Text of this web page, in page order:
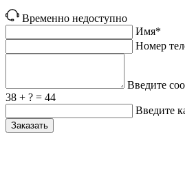
Временно недоступно
Имя*
Номер
Введите
38 + ? = 44
Введите
Заказать